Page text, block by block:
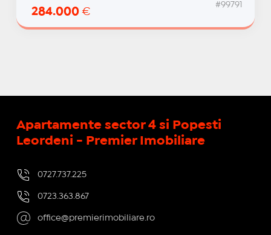
284.000 €
#99791
Apartamente sector 4 si Popesti
Leordeni - Premier Imobiliare
0727.737.225
0723.363.867
office@premierimobiliare.ro